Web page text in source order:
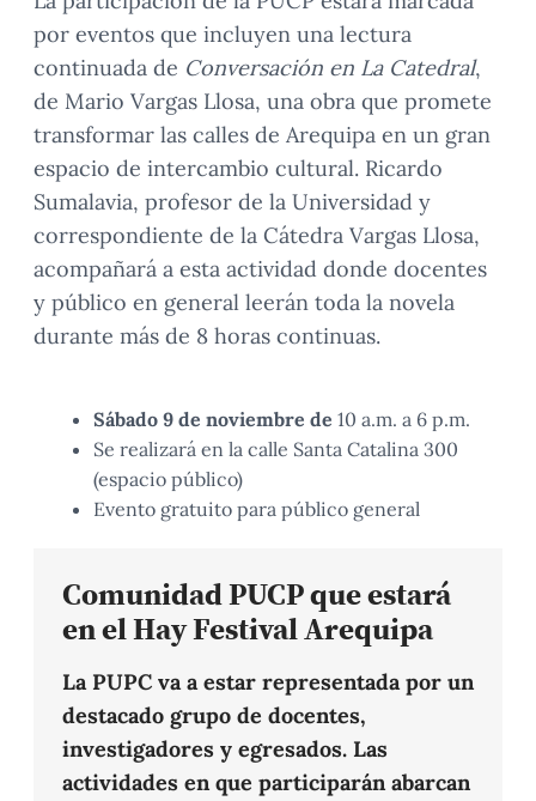
por eventos que incluyen una lectura
continuada de Conversación en La Catedral,
de Mario Vargas Llosa, una obra que promete
transformar las calles de Arequipa en un gran
espacio de intercambio cultural. Ricardo
Sumalavia, profesor de la Universidad y
correspondiente de la Cátedra Vargas Llosa,
acompañará a esta actividad donde docentes
y público en general leerán toda la novela
durante más de 8 horas continuas.
Sábado 9 de noviembre de 10 a.m. a 6 p.m.
Se realizará en la calle Santa Catalina 300
(espacio público)
Evento gratuito para público general
Comunidad PUCP que estará
en el Hay Festival Arequipa
La PUPC va a estar representada por un
destacado grupo de docentes,
investigadores y egresados. Las
actividades en que participarán abarcan